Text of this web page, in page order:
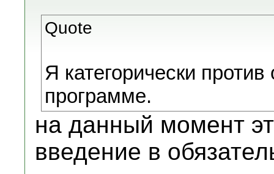
Quote
Я категорически
программе.
на данный момент
введение в